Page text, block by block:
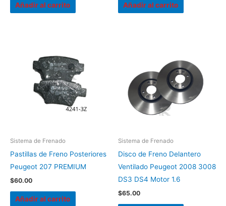
Añadir al carrito Añadir al carrito
Sistema de Frenado
Pastillas de Freno Posteriores
Peugeot 207 PREMIUM
$60.00
Añadir al carrito
Sistema de Frenado
Disco de Freno Delantero
Ventilado Peugeot 2008 3008
DS3 DS4 Motor 1.6
$65.00